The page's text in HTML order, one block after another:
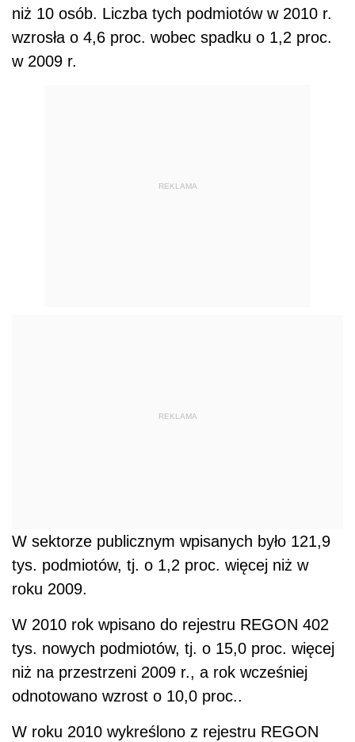
niż 10 osób. Liczba tych podmiotów w 2010 r.
wzrosła o 4,6 proc. wobec spadku o 1,2 proc.
w 2009 r.
REKLAMA
REKLAMA
W sektorze publicznym wpisanych było 121,9
tys. podmiotów, tj. o 1,2 proc. więcej niż w
roku 2009.
W 2010 rok wpisano do rejestru REGON 402
tys. nowych podmiotów, tj. o 15,0 proc. więcej
niż na przestrzeni 2009 r., a rok wcześniej
odnotowano wzrost o 10,0 proc..
W roku 2010 wykreślono z rejestru REGON